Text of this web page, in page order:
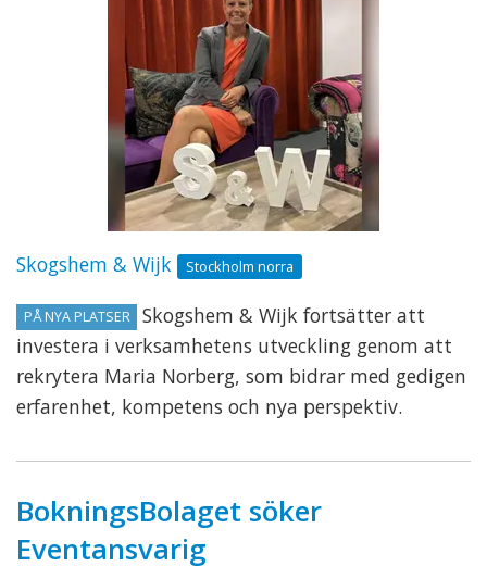
Skogshem & Wijk Stockholm norra
PÅ NYA PLATSER
Skogshem & Wijk fortsätter att
investera i verksamhetens utveckling genom att
rekrytera Maria Norberg, som bidrar med gedigen
erfarenhet, kompetens och nya perspektiv.
BokningsBolaget söker
Eventansvarig